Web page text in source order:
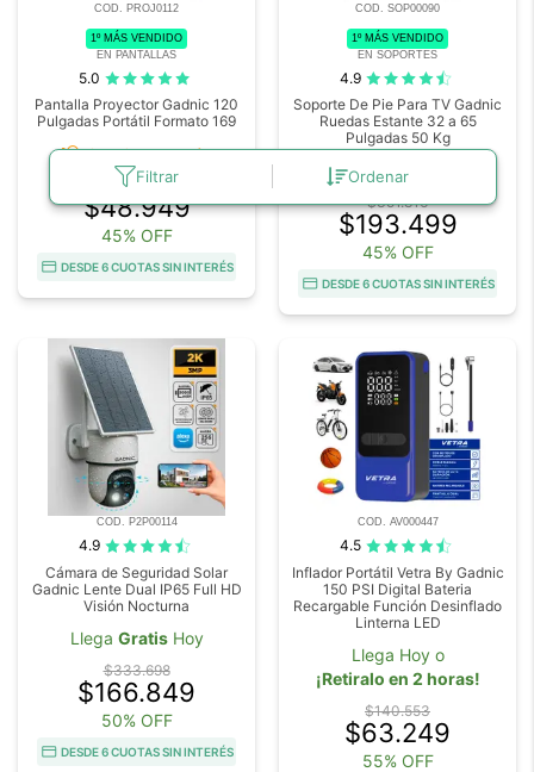
Filtrar Ordenar
COD. PROJ0112
1º MÁS VENDIDO
EN PANTALLAS
5.0
Pantalla Proyector Gadnic 120
Pulgadas Portátil Formato 169
acuteDisponibleen 45 días
$88.998
$48.949
45% OFF
DESDE 6 CUOTAS SIN INTERÉS
COD. SOP00090
1º MÁS VENDIDO
EN SOPORTES
4.9
Soporte De Pie Para TV Gadnic
Ruedas Estante 32 a 65
Pulgadas 50 Kg
acuteDisponible
$351.816
$193.499
45% OFF
DESDE 6 CUOTAS SIN INTERÉS
COD. P2P00114
4.9
Cámara de Seguridad Solar
Gadnic Lente Dual IP65 Full HD
Visión Nocturna
Llega GratisHoy
$333.698
$166.849
50% OFF
DESDE 6 CUOTAS SIN INTERÉS
COD. AV000447
4.5
Inflador Portátil Vetra By Gadnic
150 PSI Digital Bateria
Recargable Función Desinflado
Linterna LED
Llega Hoy o
¡Retiralo en 2 horas!
$140.553
$63.249
55% OFF